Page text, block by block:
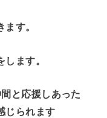
す。
ます。
と応援しあった
じられます